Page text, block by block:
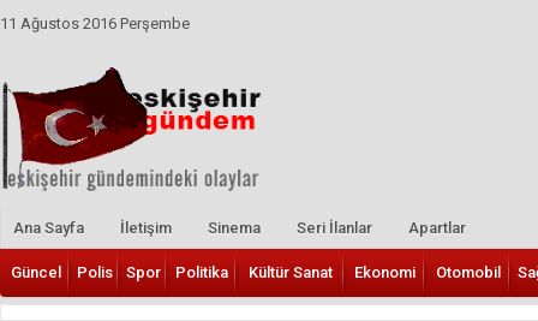
11 Ağustos 2016 Perşembe
Ana Sayfa İletişim Sinema Seri İlanlar Apartlar
Güncel Polis Spor Politika Kültür Sanat Ekonomi Otomobil